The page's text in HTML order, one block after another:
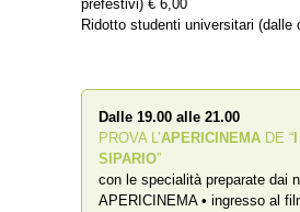
prefestivi) € 6,00
Ridotto studenti universitari (dalle
Dalle 19.00 alle 21.00
PROVA L’APERICINEMA DE “
SIPARIO”
con le specialità preparate dai
APERICINEMA • ingresso al